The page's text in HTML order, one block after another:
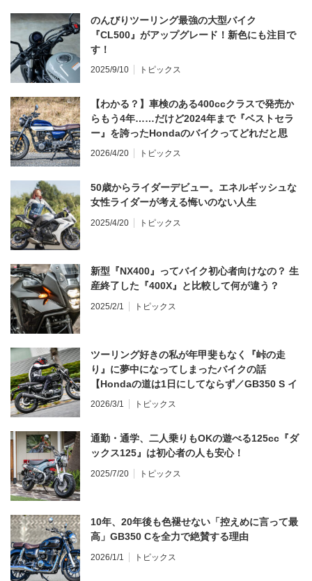
のんびりツーリング最強の大型バイク
『CL500』がアップグレード！新色にも注目で
す！
2025/9/10 トピックス
【わかる？】車検のある400ccクラスで発売か
らもう4年……だけど2024年まで『ベストセラ
ー』を誇ったHondaのバイクってどれだと思
う？
2026/4/20 トピックス
50歳からライダーデビュー。エネルギッシュな
女性ライダーが考える悔いのない人生
2025/4/20 トピックス
新型『NX400』ってバイク初心者向けなの？ 生
産終了した『400X』と比較して何が違う？
2025/2/1 トピックス
ツーリング好きの私が年甲斐もなく『峠の走
り』に夢中になってしまったバイクの話
【Hondaの道は1日にしてならず／GB350 S イ
ンプレ・レビュー 前編】
2026/3/1 トピックス
通勤・通学、二人乗りもOKの遊べる125cc『ダ
ックス125』は初心者の人も安心！
2025/7/20 トピックス
10年、20年後も色褪せない「控えめに言って最
高」GB350 Cを全力で絶賛する理由
2026/1/1 トピックス